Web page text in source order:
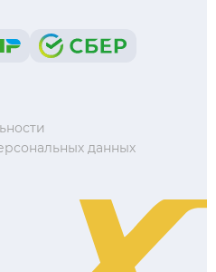
данных